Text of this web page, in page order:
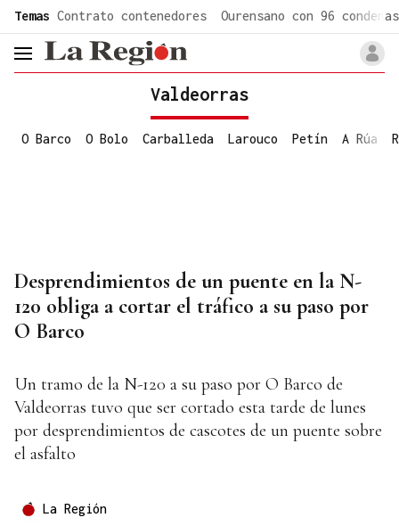
Temas Contrato contenedores Ourensano con 96 condenas
header.menu.open
Valdeorras
O Barco O Bolo Carballeda Larouco Petín A Rúa
Desprendimientos de un puente en la N-
120 obliga a cortar el tráfico a su paso por
O Barco
Un tramo de la N-120 a su paso por O Barco de
Valdeorras tuvo que ser cortado esta tarde de lunes
por desprendimientos de cascotes de un puente sobre
el asfalto
La Región